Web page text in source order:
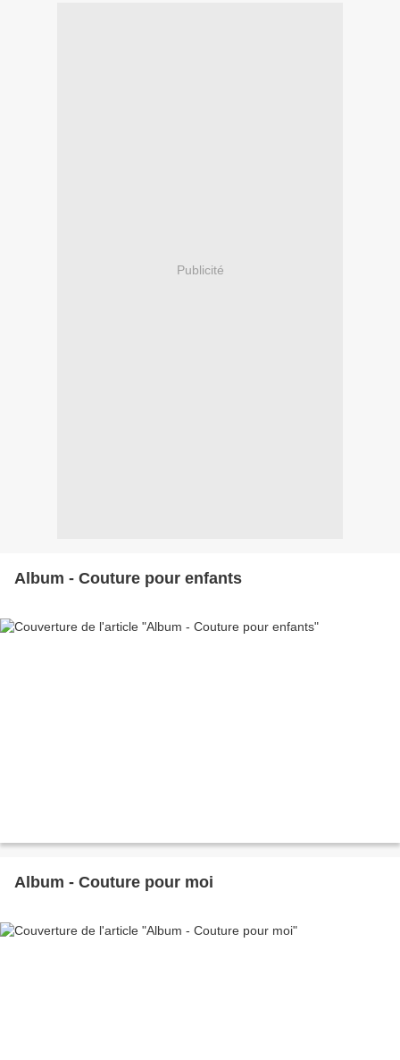
Publicité
Album - Couture pour enfants
Album - Couture pour moi